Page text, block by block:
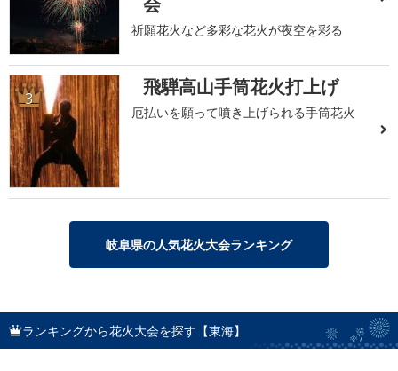
祈願花火など多彩な花火が夜空を彩る
3 飛騨高山手筒花火打上げ
厄払いを願って噴き上げられる手筒花火
岐阜県の人気花火大会ランキング
ランキングから花火大会を探す【東海】